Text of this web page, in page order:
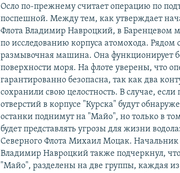
Осло по-прежнему считает операцию по
поспешной. Между тем, как утверждает
Флота Владимир Навроцкий, в Баренцевом
по исследованию корпуса атомохода. Рядом
размывочная машина. Она функционирует
поверхности моря. На флоте уверены, что
гарантированно безопасна, так как два
сохранили свою целостность. В случае,
отверстий в корпусе "Курска" будут
останки поднимут на "Майо", но только в
будет представлять угрозы для жизни
Северного Флота Михаил Моцак. Начальник
Владимир Навроцкий также подчеркнул,
"Майо", разделены на две группы, каждая